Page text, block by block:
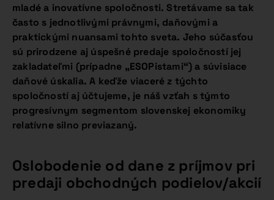
mladé a inovatívne spoločnosti. Stretávame sa tak
často s jednotlivými právnymi, daňovými a
praktickými nuansami tohto sveta. Jeho súčasťou
sú prirodzene aj úspešné predaje spoločností jej
zakladateľmi (prípadne „ESOPistami“) a súvisiace
daňové úskalia. A keďže viaceré z týchto
spoločností aj účtujeme, je náš vzťah s týmto
progresívnym segmentom slovenskej ekonomiky
relatívne silno previazaný.
Oslobodenie od dane z príjmov pri
predaji obchodných podielov/akcií